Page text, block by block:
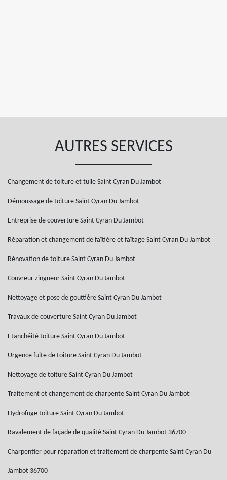
AUTRES SERVICES
Changement de toiture et tuile Saint Cyran Du Jambot
Démoussage de toiture Saint Cyran Du Jambot
Entreprise de couverture Saint Cyran Du Jambot
Réparation et changement de faîtière et faîtage Saint Cyran Du Jambot
Rénovation de toiture Saint Cyran Du Jambot
Couvreur zingueur Saint Cyran Du Jambot
Nettoyage et pose de gouttière Saint Cyran Du Jambot
Travaux de couverture Saint Cyran Du Jambot
Etanchéité toiture Saint Cyran Du Jambot
Urgence fuite de toiture Saint Cyran Du Jambot
Nettoyage de toiture Saint Cyran Du Jambot
Traitement et changement de charpente Saint Cyran Du Jambot
Hydrofuge toiture Saint Cyran Du Jambot
Ravalement de façade de qualité Saint Cyran Du Jambot 36700
Charpentier pour réparation et traitement de charpente Saint Cyran Du
Jambot 36700